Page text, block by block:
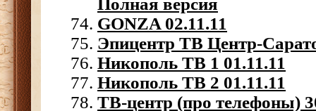
Полная версия
GONZA 02.11.11
Эпицентр ТВ Центр-
Никополь ТВ 1 01.11.11
Никополь ТВ 2 01.11.11
ТВ-центр (про телефоны)